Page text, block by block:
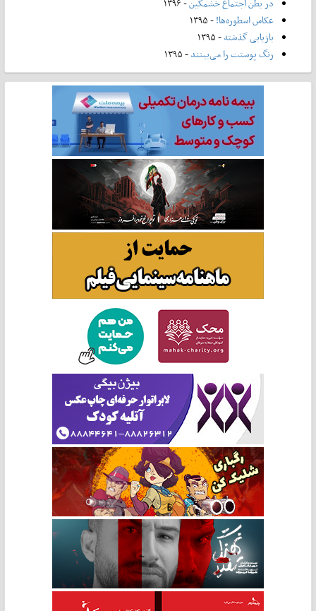
عکاس اسطوره‌ها!- ۱۳۹۵
بازیابی گذشته- ۱۳۹۵
رنگ پوستت را می‌بینند- ۱۳۹۵